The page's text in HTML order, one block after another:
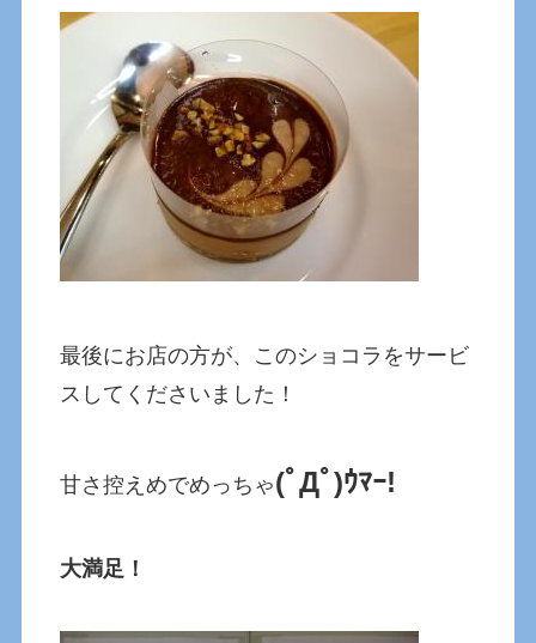
最後にお店の方が、このショコラをサービ
スしてくださいました！
甘さ控えめでめっちゃ(ﾟДﾟ)ｳﾏｰ!
大満足！